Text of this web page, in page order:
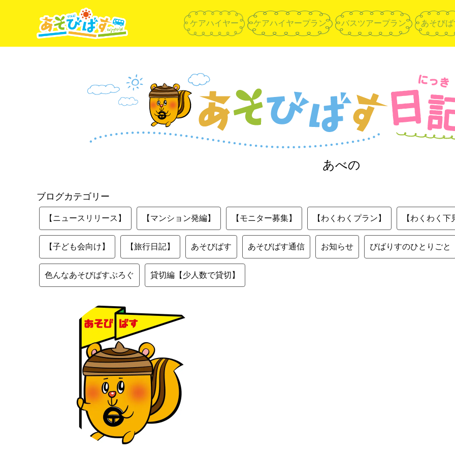
ケアハイヤー ケアハイヤープラン バスツアープラン あそび
あべの
ブログカテゴリー
【ニュースリリース】 【マンション発編】 【モニター募集】 【わくわくプラン】 【わくわく下
【子ども会向け】 【旅行日記】 あそびばす あそびばす通信 お知らせ びばりすのひとりごと
色んなあそびばすぶろぐ 貸切編【少人数で貸切】